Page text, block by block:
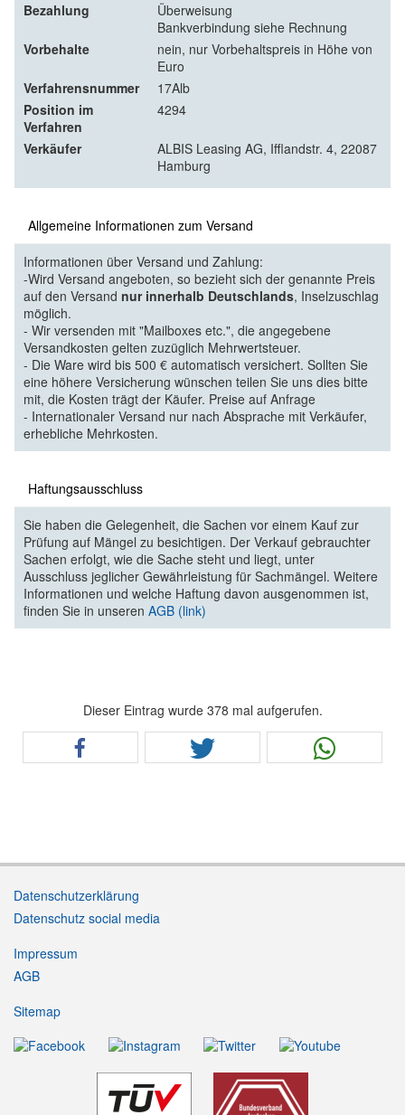
Bezahlung
Überweisung
Bankverbindung siehe Rechnung
Vorbehalte
nein, nur Vorbehaltspreis in Höhe von
Euro
Verfahrensnummer
17Alb
Position im
Verfahren
4294
Verkäufer
ALBIS Leasing AG, Ifflandstr. 4, 22087
Hamburg
Allgemeine Informationen zum Versand
Informationen über Versand und Zahlung:
-Wird Versand angeboten, so bezieht sich der genannte Preis
auf den Versand nur innerhalb Deutschlands, Inselzuschlag
möglich.
- Wir versenden mit "Mailboxes etc.", die angegebene
Versandkosten gelten zuzüglich Mehrwertsteuer.
- Die Ware wird bis 500 € automatisch versichert. Sollten Sie
eine höhere Versicherung wünschen teilen Sie uns dies bitte
mit, die Kosten trägt der Käufer. Preise auf Anfrage
- Internationaler Versand nur nach Absprache mit Verkäufer,
erhebliche Mehrkosten.
Haftungsausschluss
Sie haben die Gelegenheit, die Sachen vor einem Kauf zur
Prüfung auf Mängel zu besichtigen. Der Verkauf gebrauchter
Sachen erfolgt, wie die Sache steht und liegt, unter
Ausschluss jeglicher Gewährleistung für Sachmängel. Weitere
Informationen und welche Haftung davon ausgenommen ist,
finden Sie in unseren AGB (link)
Dieser Eintrag wurde 378 mal aufgerufen.
Datenschutzerklärung
Datenschutz social media
Impressum
AGB
Sitemap